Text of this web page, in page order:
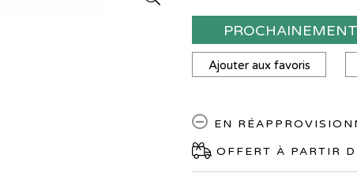
PROCHAINEMENT
Ajouter aux favoris
EN
OFFERT À PARTIR